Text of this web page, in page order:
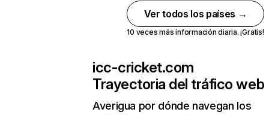
Ver todos los países →
10 veces más información diaria. ¡Gratis!
icc-cricket.com
Trayectoria del tráfico web
Averigua por dónde navegan los